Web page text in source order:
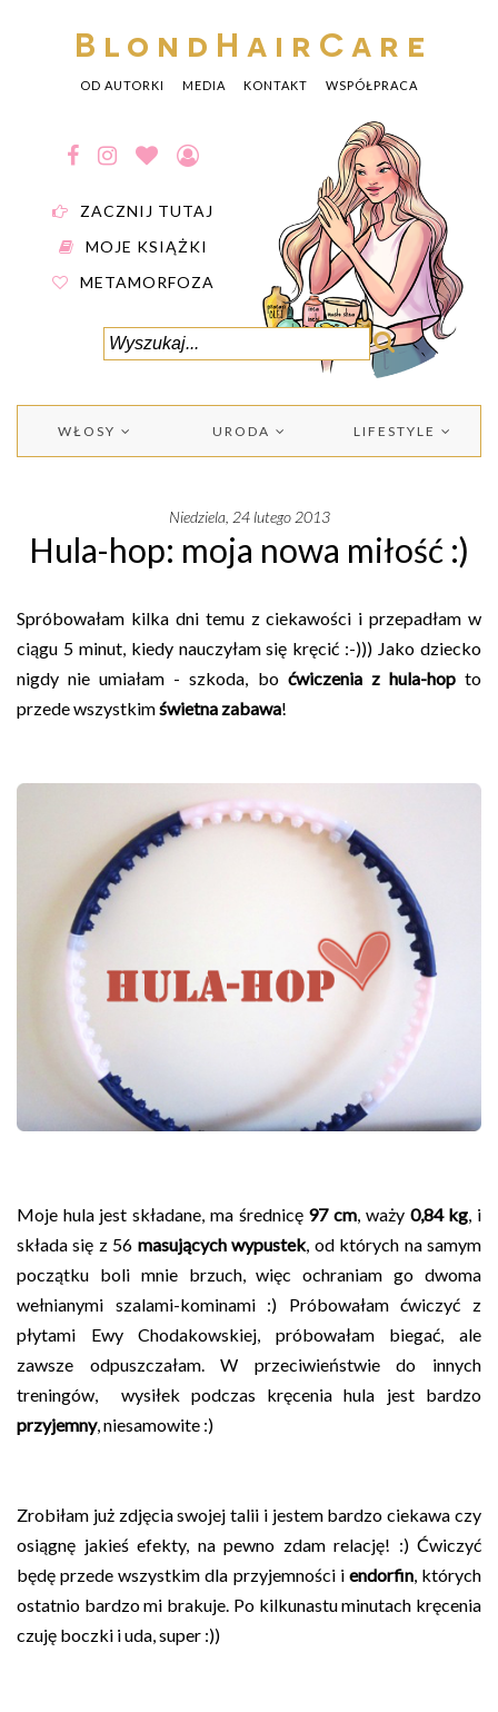
BlondHairCare
OD AUTORKI MEDIA KONTAKT WSPÓŁPRACA
ZACZNIJ TUTAJ
MOJE KSIĄŻKI
METAMORFOZA
WŁOSY URODA LIFESTYLE
niedziela, 24 lutego 2013
Hula-hop: moja nowa miłość :)
Spróbowałam kilka dni temu z ciekawości i przepadłam w
ciągu 5 minut, kiedy nauczyłam się kręcić :-))) Jako dziecko
nigdy nie umiałam - szkoda, bo ćwiczenia z hula-hopto
przede wszystkimświetna zabawa!
Moje hula jest składane, ma średnicę 97 cm , waży 0,84 kg , i
składa się z 56 masujących wypustek, od których na samym
początku boli mnie brzuch, więc ochraniam go dwoma
wełnianymi szalami-kominami :) Próbowałam ćwiczyć z
płytami Ewy Chodakowskiej, próbowałam biegać, ale
zawsze odpuszczałam. W przeciwieństwie do innych
treningów, wysiłek podczas kręcenia hula jest bardzo
przyjemny, niesamowite :)
Zrobiłam już zdjęcia swojej talii i jestem bardzo ciekawa czy
osiągnę jakieś efekty, na pewno zdam relację! :) Ćwiczyć
będę przede wszystkim dla przyjemności i endorfin, których
ostatnio bardzo mi brakuje. Po kilkunastu minutach kręcenia
czuję boczki i uda, super :))